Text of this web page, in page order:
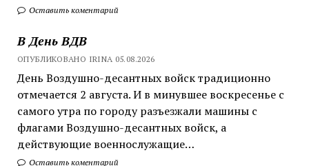
Оставить коментарий
В День ВДВ
ОПУБЛИКОВАНО IRINA 05.08.2026
День Воздушно-десантных войск традиционно
отмечается 2 августа. И в минувшее воскресенье с
самого утра по городу разъезжали машины с
флагами Воздушно-десантных войск, а
действующие военнослужащие…
Оставить коментарий